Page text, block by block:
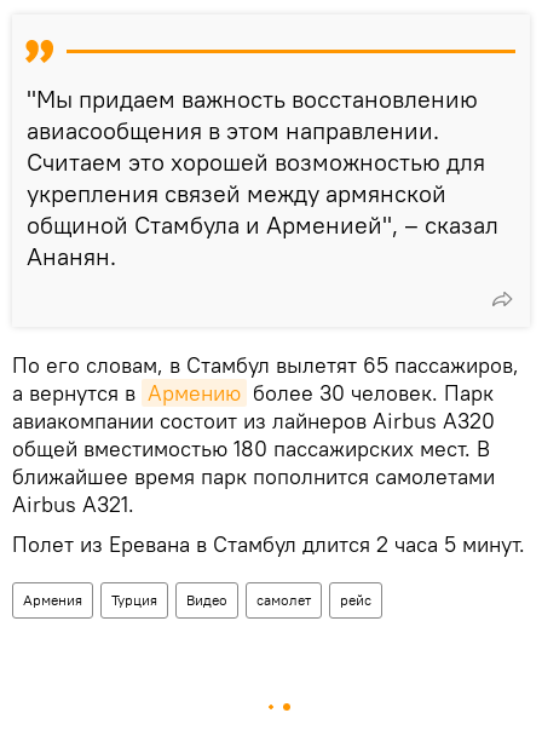
"Мы придаем важность восстановлению
авиасообщения в этом направлении.
Считаем это хорошей возможностью для
укрепления связей между армянской
общиной Стамбула и Арменией", – сказал
Ананян.
По его словам, в Стамбул вылетят 65 пассажиров,
а вернутся в Армению более 30 человек. Парк
авиакомпании состоит из лайнеров Airbus A320
общей вместимостью 180 пассажирских мест. В
ближайшее время парк пополнится самолетами
Airbus A321.
Полет из Еревана в Стамбул длится 2 часа 5 минут.
Армения Турция Видео самолет рейс